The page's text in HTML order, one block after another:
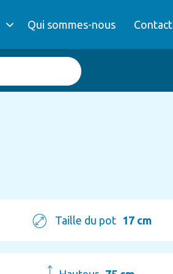
Qui sommes-nous Contact
Taille du pot 17 cm